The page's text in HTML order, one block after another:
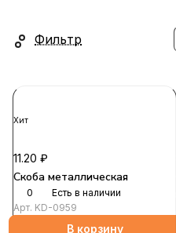
Фильтр
Хит
11.20 ₽
Скоба металлическая
0
Есть в наличии
Арт. KD-0959
В корзину